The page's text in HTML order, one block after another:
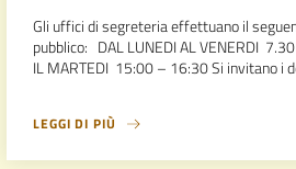
Gli uffici di segreteria effettuano il
pubblico: DAL LUNEDI AL VENERDI
IL MARTEDI 15:00 – 16:30 Si invitano i
LEGGI DI PIÙ